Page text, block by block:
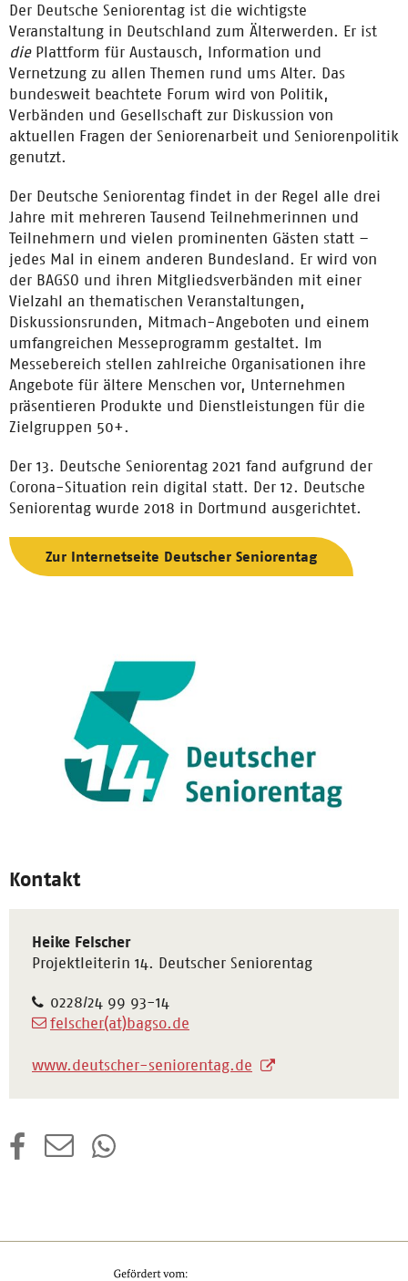
Der Deutsche Seniorentag ist die wichtigste
Veranstaltung in Deutschland zum Älterwerden. Er ist
diePlattform für Austausch, Information und
Vernetzung zu allen Themen rund ums Alter. Das
bundesweit beachtete Forum wird von Politik,
Verbänden und Gesellschaft zur Diskussion von
aktuellen Fragen der Seniorenarbeit und Seniorenpolitik
genutzt.
Der Deutsche Seniorentag findet in der Regel alle drei
Jahre mit mehreren Tausend Teilnehmerinnen und
Teilnehmern und vielen prominenten Gästen statt –
jedes Mal in einem anderen Bundesland. Er wird von
der BAGSO und ihren Mitgliedsverbänden mit einer
Vielzahl an thematischen Veranstaltungen,
Diskussionsrunden, Mitmach-Angeboten und einem
umfangreichen Messeprogramm gestaltet. Im
Messebereich stellen zahlreiche Organisationen ihre
Angebote für ältere Menschen vor, Unternehmen
präsentieren Produkte und Dienstleistungen für die
Zielgruppen 50+.
Der 13. Deutsche Seniorentag 2021 fand aufgrund der
Corona-Situation rein digital statt. Der 12. Deutsche
Seniorentag wurde 2018 in Dortmund ausgerichtet.
Zur Internetseite Deutscher Seniorentag
Kontakt
Heike Felscher
Projektleiterin 14. Deutscher Seniorentag
0228/24 99 93-14
felscher(at)bagso.de
www.deutscher-seniorentag.de